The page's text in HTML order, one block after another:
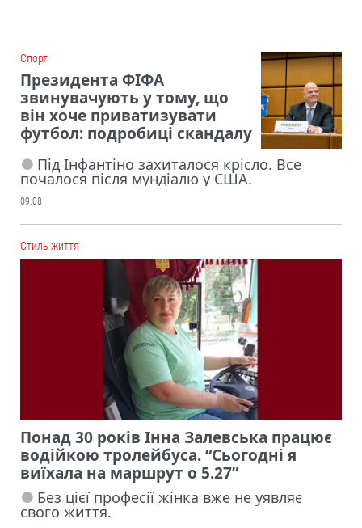
Cпорт
Президента ФІФА
звинувачують у тому, що
він хоче приватизувати
футбол: подробиці скандалу
Під Інфантіно захиталося крісло. Все
почалося після мундіалю у США.
09.08
Cтиль життя
Понад 30 років Інна Залевська працює
водійкою тролейбуса. “Сьогодні я
виїхала на маршрут о 5.27”
Без цієї професії жінка вже не уявляє
свого життя.